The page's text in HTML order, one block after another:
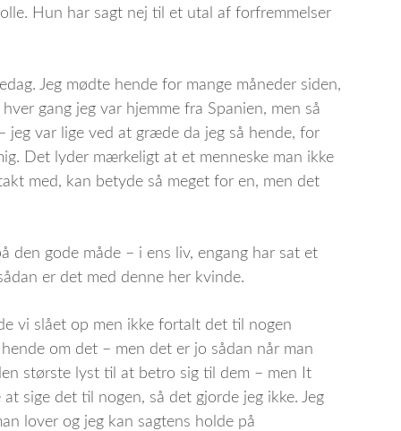
Hun har sagt nej til et utal af forfremmelser
Jeg mødte hende for mange måneder siden,
gang jeg var hjemme fra Spanien, men så
jeg var lige ved at græde da jeg så hende, for
Det lyder mærkeligt at et menneske man ikke
med, kan betyde så meget for en, men det
den gode måde – i ens liv, engang har sat et
er det med denne her kvinde.
vi slået op men ikke fortalt det til nogen
om det – men det er jo sådan når man
største lyst til at betro sig til dem – men It
sige det til nogen, så det gjorde jeg ikke. Jeg
lover og jeg kan sagtens holde på